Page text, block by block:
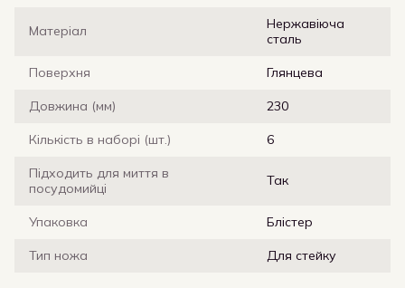
Матеріал
Нержавіюча
сталь
Поверхня Глянцева
Довжина (мм) 230
Кількість в наборі (шт.) 6
Підходить для миття в
посудомийці
Так
Упаковка Блістер
Тип ножа Для стейку